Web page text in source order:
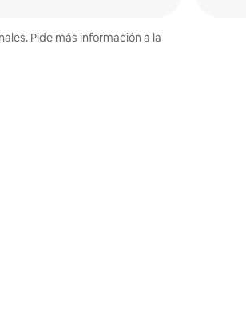
Pide más información a la